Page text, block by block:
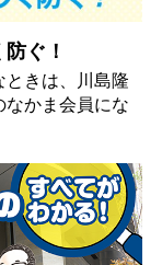
ぐ！
きは、川島隆
かま会員にな